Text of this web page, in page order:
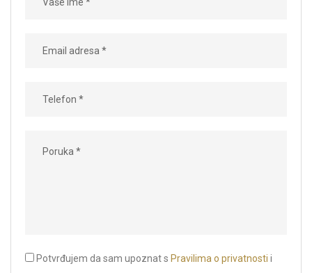
Potvrđujem da sam upoznat s Pravilima o privatnosti i